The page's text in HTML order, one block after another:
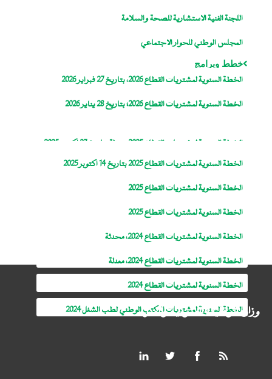
اللجنة الفنية الاستشارية للصحة والسلامة
المجلس الوطني للحوار الاجتماعي
خطط وبرامج
الخطة السنوية لمشتريات القطاع 2026، بتاريخ 27 فبراير 2026
الخطة السنوية لمشتريات القطاع 2026؛ بتاريخ 28 يناير 2026
الخطة السنوية لمشتريات القطاع 2025، معدلة بتاريخ 27 اكتوبر 2025
الخطة السنوية لمشتريات القطاع 2025 بتاريخ 14 اكتوبر 2025
الخطة السنوية لمشتريات القطاع 2025
الخطة السنوية لمشتريات القطاع 2025
الخطة السنوية لمشتريات القطاع 2024، محدثة
الخطة السنوية لمشتريات القطاع 2024، معدلة
الخطة السنوية لمشتريات القطاع 2024
الخطة السنوية لمشتريات المكتب الوطني لطب الشغل 2024
وزارة الوظيفة العمومية والعمل